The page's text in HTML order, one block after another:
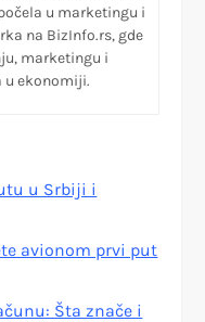
u marketingu i
na BizInfo.rs, gde
marketingu i
u ekonomiji.
u Srbiji i
avionom prvi put
Šta znače i